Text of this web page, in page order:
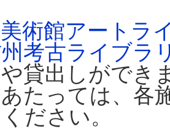
術館アートラ
考古ライブラ
貸出しができ
たっては、各
ださい。